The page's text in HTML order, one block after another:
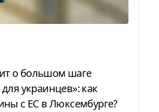
украинцев»: как
с ЕС в Люксембурге?